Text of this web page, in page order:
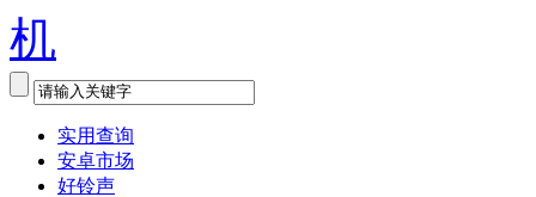
实用查询
安卓市场
好铃声